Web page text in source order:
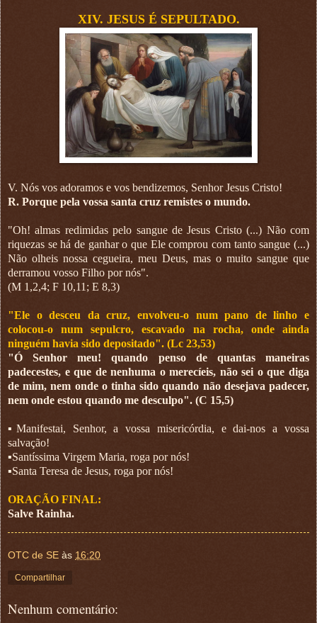
XIV. JESUS É SEPULTADO.
V. Nós vos adoramos e vos bendizemos, Senhor Jesus Cristo!
R. Porque pela vossa santa cruz remistes o mundo.
"Oh! almas redimidas pelo sangue de Jesus Cristo (...) Não com
riquezas se há de ganhar o que Ele comprou com tanto sangue (...)
Não olheis nossa cegueira, meu Deus, mas o muito sangue que
derramou vosso Filho por nós".
(M 1,2,4; F 10,11; E 8,3)
"Ele o desceu da cruz, envolveu-o num pano de linho e
colocou-o num sepulcro, escavado na rocha, onde ainda
ninguém havia sido depositado". (Lc 23,53)
"Ó Senhor meu! quando penso de quantas maneiras
padecestes, e que de nenhuma o merecíeis, não sei o que diga
de mim, nem onde o tinha sido quando não desejava padecer,
nem onde estou quando me desculpo". (C 15,5)
▪︎Manifestai, Senhor, a vossa misericórdia, e dai-nos a vossa
salvação!
▪︎Santíssima Virgem Maria, roga por nós!
▪︎Santa Teresa de Jesus, roga por nós!
ORAÇÃO FINAL:
Salve Rainha.
OTC de SE às 16:20
Compartilhar
Nenhum comentário: